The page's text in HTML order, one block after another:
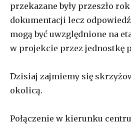
przekazane były przeszło
dokumentacji lecz
mogą być uwzględnione na
w projekcie przez jednostkę
Dzisiaj zajmiemy się
okolicą.
Połączenie w kierunku